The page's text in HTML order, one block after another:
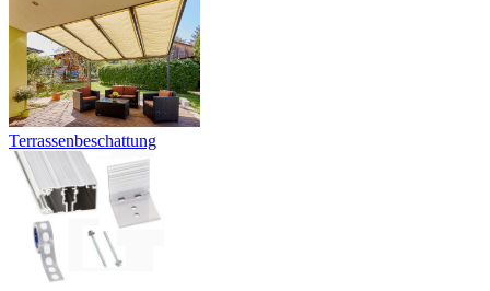
Terrassenbeschattung